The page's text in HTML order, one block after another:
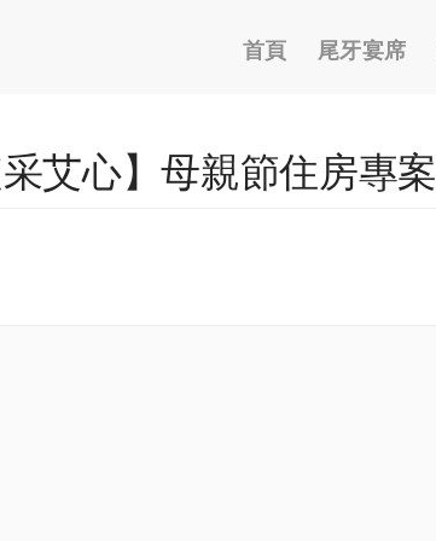
Main
navigation
首頁 尾牙宴席
艾心】母親節住房專案